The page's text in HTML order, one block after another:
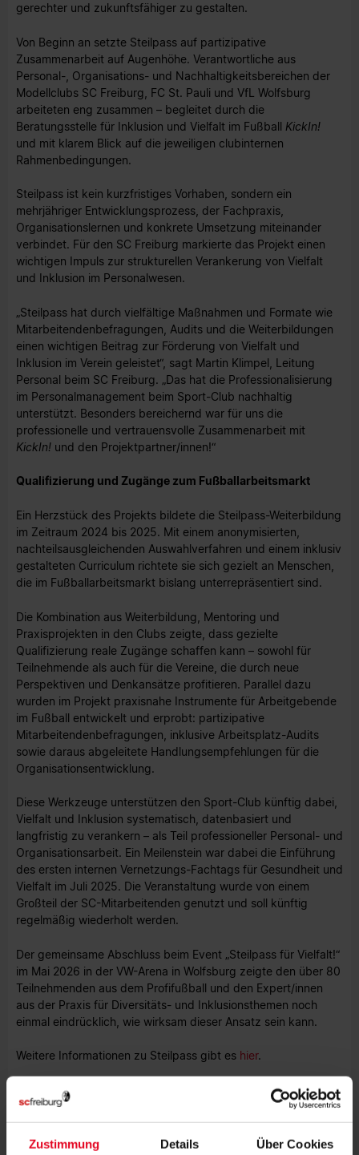
Zustimmung Details Über Cookies
gerechter und zukunftsfähiger zu gestalten.
Von Beginn an setzte Steilpass auf partizipative
Zusammenarbeit auf Augenhöhe. Verantwortliche aus
Personal-, Organisations- und Nachhaltigkeitsbereichen der
Modellclubs SC Freiburg, FC St. Pauli und VfL Wolfsburg
arbeiteten eng zusammen – begleitet durch die
Beratungsstelle für Inklusion und Vielfalt im Fußball KickIn!
und mit klarem Blick auf die jeweiligen clubinternen
Rahmenbedingungen.
Steilpass ist kein kurzfristiges Vorhaben, sondern ein
mehrjähriger Entwicklungsprozess, der Fachpraxis,
Organisationslernen und konkrete Umsetzung miteinander
verbindet. Für den SC Freiburg markierte das Projekt einen
wichtigen Impuls zur strukturellen Verankerung von Vielfalt
und Inklusion im Personalwesen.
„Steilpass hat durch vielfältige Maßnahmen und Formate wie
Mitarbeitendenbefragungen, Audits und die Weiterbildungen
einen wichtigen Beitrag zur Förderung von Vielfalt und
Inklusion im Verein geleistet“, sagt Martin Klimpel, Leitung
Personal beim SC Freiburg. „Das hat die Professionalisierung
im Personalmanagement beim Sport-Club nachhaltig
unterstützt. Besonders bereichernd war für uns die
professionelle und vertrauensvolle Zusammenarbeit mit
KickIn! und den Projektpartner/innen!“
Qualifizierung und Zugänge zum Fußballarbeitsmarkt
Ein Herzstück des Projekts bildete die Steilpass-Weiterbildung
im Zeitraum 2024 bis 2025. Mit einem anonymisierten,
nachteilsausgleichenden Auswahlverfahren und einem inklusiv
gestalteten Curriculum richtete sie sich gezielt an Menschen,
die im Fußballarbeitsmarkt bislang unterrepräsentiert sind.
Die Kombination aus Weiterbildung, Mentoring und
Praxisprojekten in den Clubs zeigte, dass gezielte
Qualifizierung reale Zugänge schaffen kann – sowohl für
Teilnehmende als auch für die Vereine, die durch neue
Perspektiven und Denkansätze profitieren. Parallel dazu
wurden im Projekt praxisnahe Instrumente für Arbeitgebende
im Fußball entwickelt und erprobt: partizipative
Mitarbeitendenbefragungen, inklusive Arbeitsplatz-Audits
sowie daraus abgeleitete Handlungsempfehlungen für die
Organisationsentwicklung.
Diese Werkzeuge unterstützen den Sport-Club künftig dabei,
Vielfalt und Inklusion systematisch, datenbasiert und
langfristig zu verankern – als Teil professioneller Personal- und
Organisationsarbeit. Ein Meilenstein war dabei die Einführung
des ersten internen Vernetzungs-Fachtags für Gesundheit und
Vielfalt im Juli 2025. Die Veranstaltung wurde von einem
Großteil der SC-Mitarbeitenden genutzt und soll künftig
regelmäßig wiederholt werden.
Der gemeinsame Abschluss beim Event „Steilpass für Vielfalt!“
im Mai 2026 in der VW-Arena in Wolfsburg zeigte den über 80
Teilnehmenden aus dem Profifußball und den Expert/innen
aus der Praxis für Diversitäts- und Inklusionsthemen noch
einmal eindrücklich, wie wirksam dieser Ansatz sein kann.
Weitere Informationen zu Steilpass gibt es hier.
Fotos: VfL Wolfsburg / KickIn